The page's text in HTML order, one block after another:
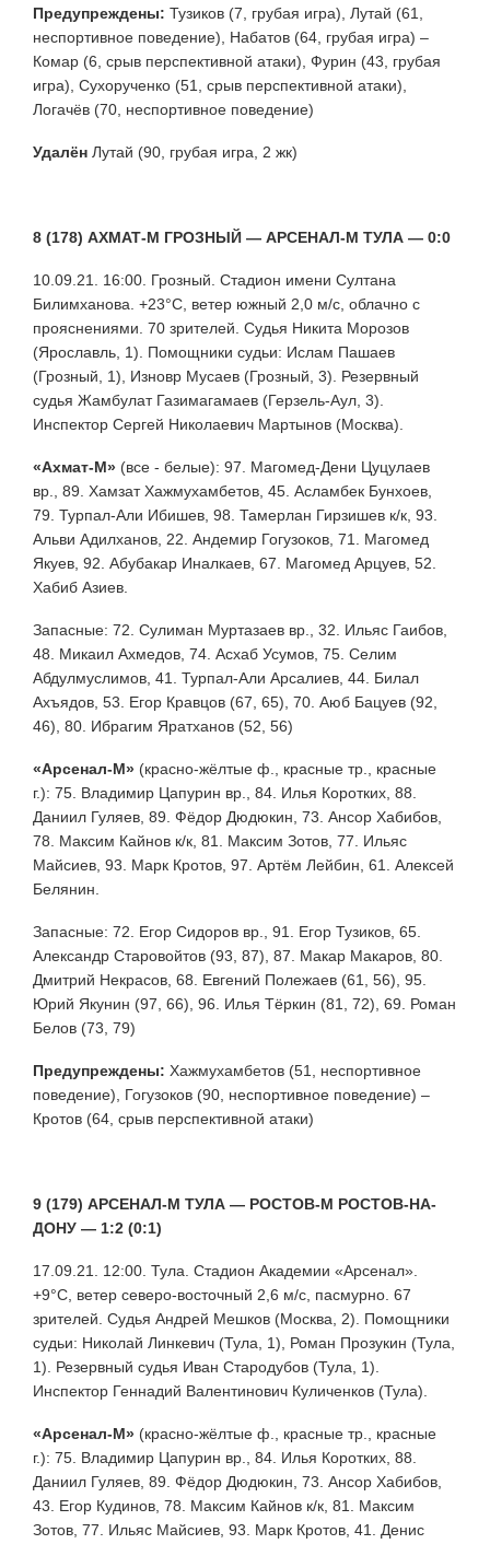
Предупреждены: Тузиков (7, грубая игра), Лутай (61,
неспортивное поведение), Набатов (64, грубая игра) –
Комар (6, срыв перспективной атаки), Фурин (43, грубая
игра), Сухорученко (51, срыв перспективной атаки),
Логачёв (70, неспортивное поведение)
Удалён Лутай (90, грубая игра, 2 жк)
8 (178) АХМАТ-М ГРОЗНЫЙ — АРСЕНАЛ-М ТУЛА — 0:0
10.09.21. 16:00. Грозный. Стадион имени Султана
Билимханова. +23°С, ветер южный 2,0 м/с, облачно с
прояснениями. 70 зрителей. Судья Никита Морозов
(Ярославль, 1). Помощники судьи: Ислам Пашаев
(Грозный, 1), Изновр Мусаев (Грозный, 3). Резервный
судья Жамбулат Газимагамаев (Герзель-Аул, 3).
Инспектор Сергей Николаевич Мартынов (Москва).
«Ахмат-М» (все - белые): 97. Магомед-Дени Цуцулаев
вр., 89. Хамзат Хажмухамбетов, 45. Асламбек Бунхоев,
79. Турпал-Али Ибишев, 98. Тамерлан Гирзишев к/к, 93.
Альви Адилханов, 22. Андемир Гогузоков, 71. Магомед
Якуев, 92. Абубакар Иналкаев, 67. Магомед Арцуев, 52.
Хабиб Азиев.
Запасные: 72. Сулиман Муртазаев вр., 32. Ильяс Гаибов,
48. Микаил Ахмедов, 74. Асхаб Усумов, 75. Селим
Абдулмуслимов, 41. Турпал-Али Арсалиев, 44. Билал
Ахъядов, 53. Егор Кравцов (67, 65), 70. Аюб Бацуев (92,
46), 80. Ибрагим Яратханов (52, 56)
«Арсенал-М» (красно-жёлтые ф., красные тр., красные
г.): 75. Владимир Цапурин вр., 84. Илья Коротких, 88.
Даниил Гуляев, 89. Фёдор Дюдюкин, 73. Ансор Хабибов,
78. Максим Кайнов к/к, 81. Максим Зотов, 77. Ильяс
Майсиев, 93. Марк Кротов, 97. Артём Лейбин, 61. Алексей
Белянин.
Запасные: 72. Егор Сидоров вр., 91. Егор Тузиков, 65.
Александр Старовойтов (93, 87), 87. Макар Макаров, 80.
Дмитрий Некрасов, 68. Евгений Полежаев (61, 56), 95.
Юрий Якунин (97, 66), 96. Илья Тёркин (81, 72), 69. Роман
Белов (73, 79)
Предупреждены: Хажмухамбетов (51, неспортивное
поведение), Гогузоков (90, неспортивное поведение) –
Кротов (64, срыв перспективной атаки)
9 (179) АРСЕНАЛ-М ТУЛА — РОСТОВ-М РОСТОВ-НА-
ДОНУ — 1:2 (0:1)
17.09.21. 12:00. Тула. Стадион Академии «Арсенал».
+9°С, ветер северо-восточный 2,6 м/с, пасмурно. 67
зрителей. Судья Андрей Мешков (Москва, 2). Помощники
судьи: Николай Линкевич (Тула, 1), Роман Прозукин (Тула,
1). Резервный судья Иван Стародубов (Тула, 1).
Инспектор Геннадий Валентинович Куличенков (Тула).
«Арсенал-М» (красно-жёлтые ф., красные тр., красные
г.): 75. Владимир Цапурин вр., 84. Илья Коротких, 88.
Даниил Гуляев, 89. Фёдор Дюдюкин, 73. Ансор Хабибов,
43. Егор Кудинов, 78. Максим Кайнов к/к, 81. Максим
Зотов, 77. Ильяс Майсиев, 93. Марк Кротов, 41. Денис